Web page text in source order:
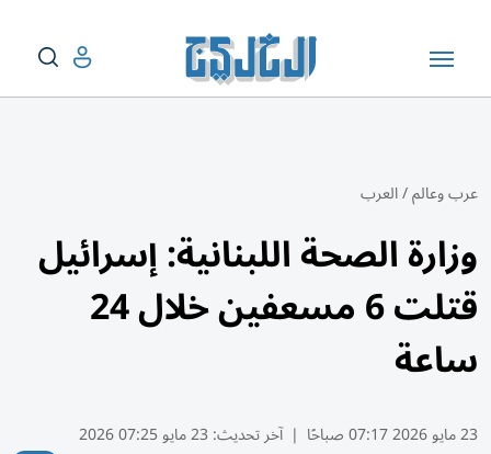
عرب وعالم/العرب
وزارة الصحة اللبنانية: إسرائيل
قتلت 6 مسعفين خلال 24
ساعة
23 مايو 2026 07:17 صباحًا | آخر تحديث: 23 مايو 07:25 2026